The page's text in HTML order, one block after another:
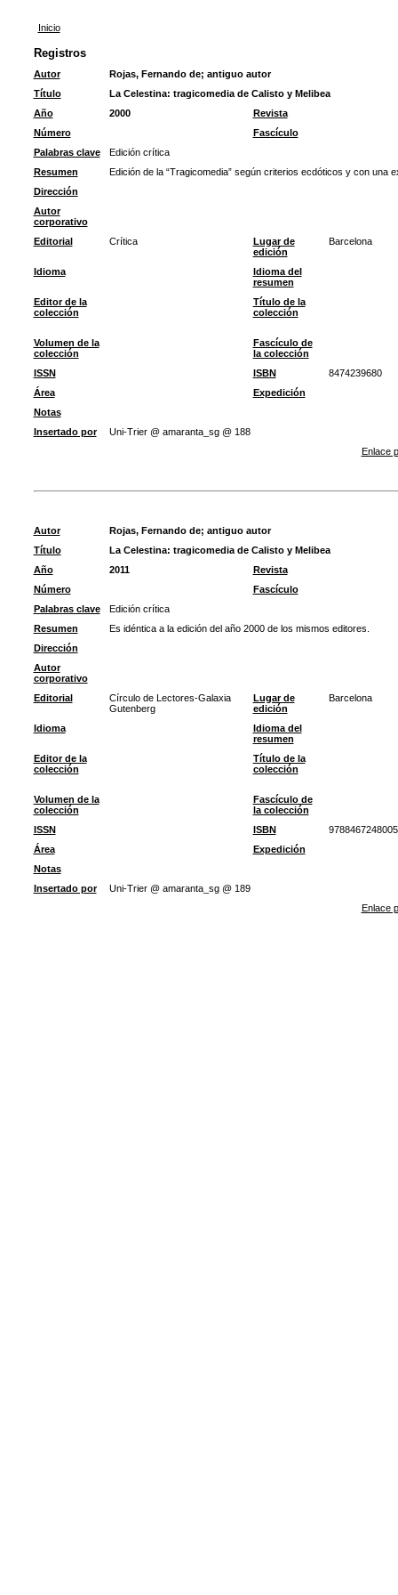
Inicio
Registros
Autor Rojas, Fernando de; antiguo autor
Título
La Celestina: tragicomedia de Calisto y Melibea
Año
2000
Revista
Número
Fascículo
Palabras clave
Edición crítica
Resumen
Edición de la “Tragicomedia” según criterios ecdóticos y con una
Dirección
Autor
corporativo
Editorial
Crítica
Lugar de
edición
Barcelona
Idioma
Idioma del
resumen
Editor de la
colección
Título de la
colección
Volumen de la
colección
Fascículo de
la colección
ISSN
ISBN
8474239680
Área
Expedición
Notas
Insertado por
Uni-Trier @ amaranta_sg @ 188
Enlace
Autor Rojas, Fernando de; antiguo autor
Título
La Celestina: tragicomedia de Calisto y Melibea
Año
2011
Revista
Número
Fascículo
Palabras clave
Edición crítica
Resumen
Es idéntica a la edición del año 2000 de los mismos editores.
Dirección
Autor
corporativo
Editorial
Círculo de Lectores-Galaxia
Gutenberg
Lugar de
edición
Barcelona
Idioma
Idioma del
resumen
Editor de la
colección
Título de la
colección
Volumen de la
colección
Fascículo de
la colección
ISSN
ISBN
9788467248005
Área
Expedición
Notas
Insertado por
Uni-Trier @ amaranta_sg @ 189
Enlace